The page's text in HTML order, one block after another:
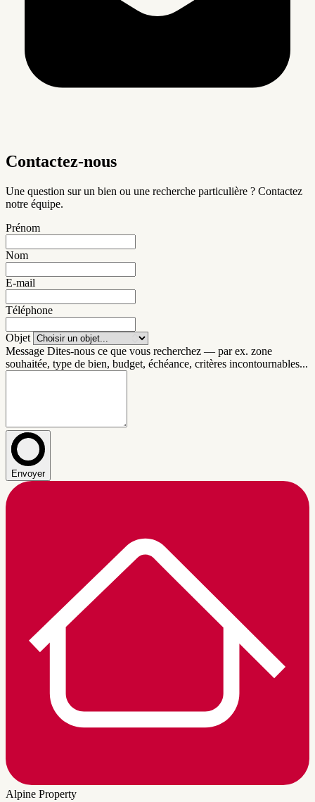
Contactez-nous
Une question sur un bien ou une recherche particulière ? Contactez
notre équipe.
Prénom
Nom
E-mail
Téléphone
Objet
Message Dites-nous ce que vous recherchez — par ex. zone
souhaitée, type de bien, budget, échéance, critères incontournables...
Envoyer
Alpine Property